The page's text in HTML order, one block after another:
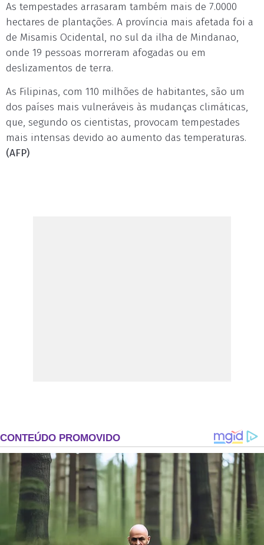
As tempestades arrasaram também mais de 7.0000
hectares de plantações. A província mais afetada foi a
de Misamis Ocidental, no sul da ilha de Mindanao,
onde 19 pessoas morreram afogadas ou em
deslizamentos de terra.
As Filipinas, com 110 milhões de habitantes, são um
dos países mais vulneráveis às mudanças climáticas,
que, segundo os cientistas, provocam tempestades
mais intensas devido ao aumento das temperaturas.
(AFP)